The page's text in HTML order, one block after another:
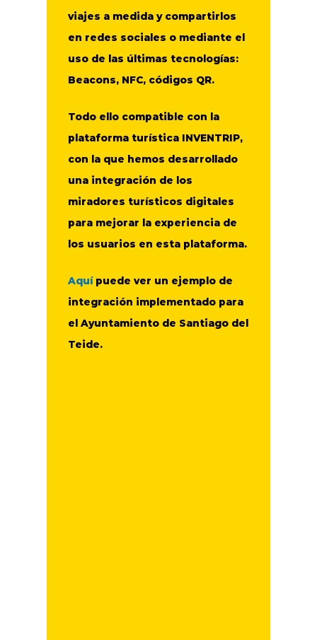
viajes a medida y compartirlos
en redes sociales o mediante el
uso de las últimas tecnologías:
Beacons, NFC, códigos QR.
Todo ello compatible con la
plataforma turística INVENTRIP,
con la que hemos desarrollado
una integración de los
miradores turísticos digitales
para mejorar la experiencia de
los usuarios en esta plataforma.
Aquípuede ver un ejemplo de
integración implementado para
el Ayuntamiento de Santiago del
Teide.